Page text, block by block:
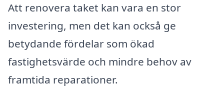
Att renovera taket kan vara en stor
investering, men det kan också ge
betydande fördelar som ökad
fastighetsvärde och mindre behov av
framtida reparationer.